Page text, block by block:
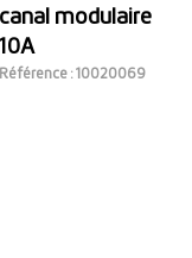
canal modulaire
10A
Référence : 10020069